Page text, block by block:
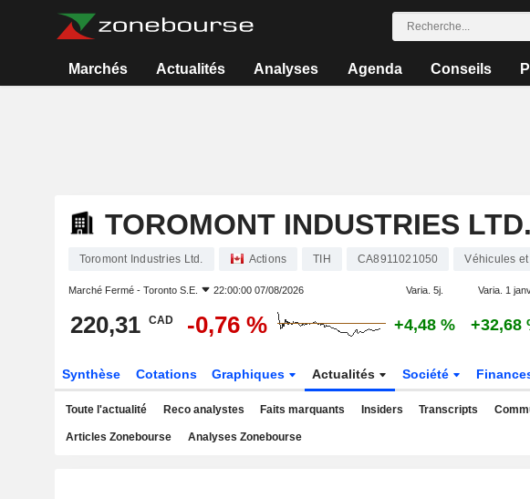
Marchés Actualités Analyses Agenda Conseils
TOROMONT INDUSTRIES LTD.
Toromont Industries Ltd. Actions TIH CA8911021050 Véhicules
Marché Fermé - Toronto S.E. 22:00:00 07/08/2026 Varia. 5j. Varia. 1
220,31 CAD -0,76 % +4,48 % +32,68
Synthèse Cotations Graphiques Actualités Société
Toute l'actualité Reco analystes Faits marquants Insiders Transcripts
Articles Zonebourse Analyses Zonebourse